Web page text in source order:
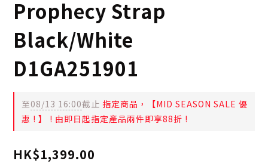
Prophecy Strap
Black/White
D1GA251901
至08/13 16:00截止 指定商品，【MID SEASON SALE 優
惠 ! 】 ! 由即日起指定產品兩件即享88折 !
HK$1,399.00